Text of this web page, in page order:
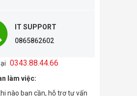
IT SUPPORT
0865862602
0343.88.44.66
làm việc:
nào bạn cần, hỗ trợ tư vấn